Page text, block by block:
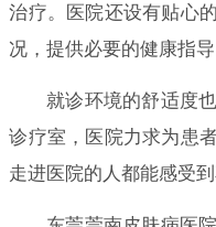
治疗。医院还设有贴心
况，提供必要的健康指导
就诊环境的舒适度
诊疗室，医院力求为患
走进医院的人都能感受到